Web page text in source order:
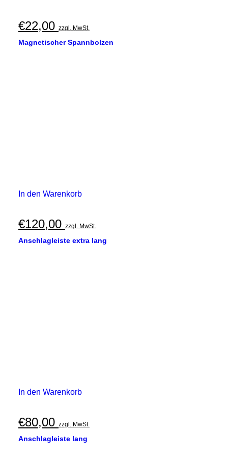
€22,00 zzgl. MwSt.
Magnetischer Spannbolzen
In den Warenkorb
€120,00 zzgl. MwSt.
Anschlagleiste extra lang
In den Warenkorb
€80,00 zzgl. MwSt.
Anschlagleiste lang